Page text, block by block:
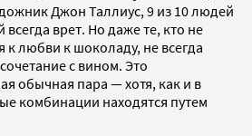
Джон Таллиус, 9 из 10 людей
врет. Но даже те, кто не
к любви к шоколаду, не всегда
с вином. Это
обычная пара — хотя, как и в
комбинации находятся путем